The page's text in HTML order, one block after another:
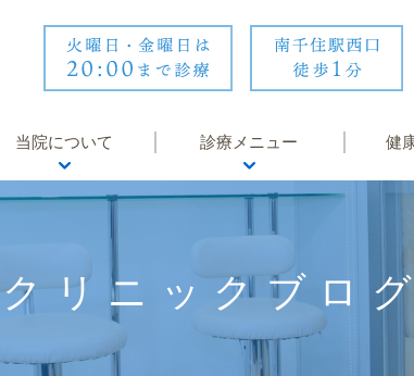
当院について
師紹介
療時間・アクセス
診療メニュー
内科
婦人科
健
リニックブログ